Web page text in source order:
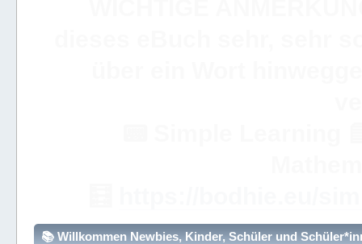
📚 Willkommen Newbies, Kinder, Schüler und